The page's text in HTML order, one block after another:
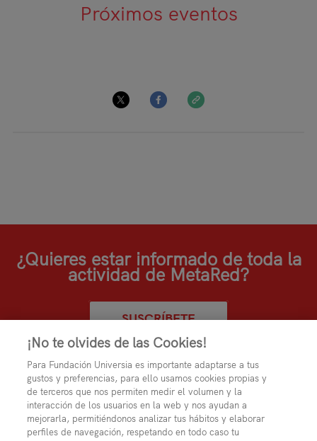
Próximos eventos
¿Quieres estar informado de toda la
actividad de MetaRed?
SUSCRÍBETE
¡No te olvides de las Cookies!
Para Fundación Universia es importante adaptarse a tus
gustos y preferencias, para ello usamos cookies propias y
de terceros que nos permiten medir el volumen y la
interacción de los usuarios en la web y nos ayudan a
mejorarla, permitiéndonos analizar tus hábitos y elaborar
perfiles de navegación, respetando en todo caso tu